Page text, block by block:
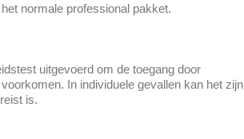
normale professional pakket.
uitgevoerd om de toegang door
In individuele gevallen kan het zijn
is.